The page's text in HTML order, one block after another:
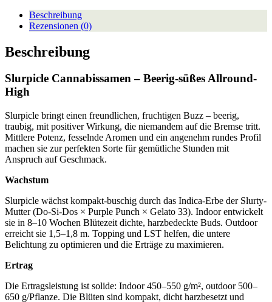
Beschreibung
Rezensionen (0)
Beschreibung
Slurpicle Cannabissamen – Beerig-süßes Allround-
High
Slurpicle bringt einen freundlichen, fruchtigen Buzz – beerig,
traubig, mit positiver Wirkung, die niemandem auf die Bremse tritt.
Mittlere Potenz, fesselnde Aromen und ein angenehm rundes Profil
machen sie zur perfekten Sorte für gemütliche Stunden mit
Anspruch auf Geschmack.
Wachstum
Slurpicle wächst kompakt-buschig durch das Indica-Erbe der Slurty-
Mutter (Do-Si-Dos × Purple Punch × Gelato 33). Indoor entwickelt
sie in 8–10 Wochen Blütezeit dichte, harzbedeckte Buds. Outdoor
erreicht sie 1,5–1,8 m. Topping und LST helfen, die untere
Belichtung zu optimieren und die Erträge zu maximieren.
Ertrag
Die Ertragsleistung ist solide: Indoor 450–550 g/m², outdoor 500–
650 g/Pflanze. Die Blüten sind kompakt, dicht harzbesetzt und